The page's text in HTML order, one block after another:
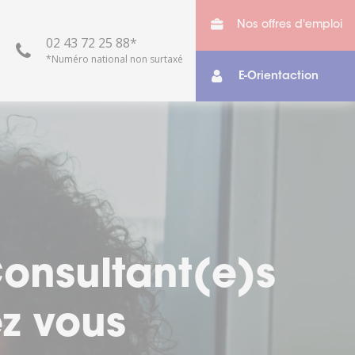
02 43 72 25 88*
*Numéro national non surtaxé
Nos offres d'emploi
E-Orientaction
vie